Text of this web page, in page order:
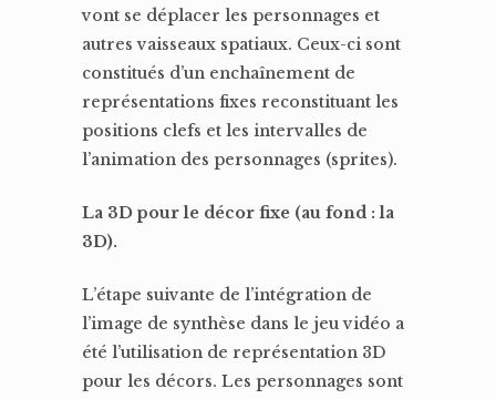
vont se déplacer les personnages et
autres vaisseaux spatiaux. Ceux-ci sont
constitués d’un enchaînement de
représentations fixes reconstituant les
positions clefs et les intervalles de
l’animation des personnages (sprites).
La 3D pour le décor fixe (au fond : la
3D).
L’étape suivante de l’intégration de
l’image de synthèse dans le jeu vidéo a
été l’utilisation de représentation 3D
pour les décors. Les personnages sont